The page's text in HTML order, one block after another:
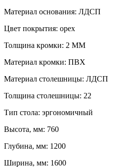
Материал основания: ЛДСП
Цвет покрытия: орех
Толщина кромки: 2 ММ
Материал кромки: ПВХ
Материал столешницы: ЛДСП
Толщина столешницы: 22
Тип стола: эргономичный
Высота, мм: 760
Глубина, мм: 1200
Ширина, мм: 1600